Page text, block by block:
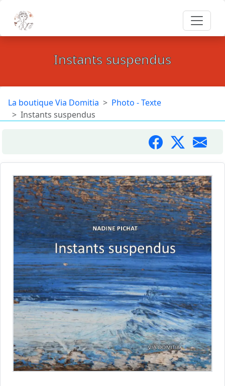
Instants suspendus
La boutique Via Domitia
Photo - Texte
Instants suspendus